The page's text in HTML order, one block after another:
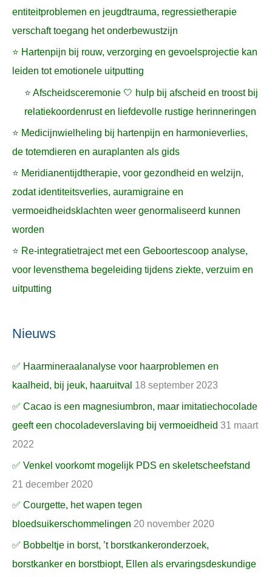
entiteitproblemen en jeugdtrauma, regressietherapie
verschaft toegang het onderbewustzijn
⭐ Hartenpijn bij rouw, verzorging en gevoelsprojectie kan
leiden tot emotionele uitputting
⭐ Afscheidsceremonie 🤍 hulp bij afscheid en troost bij
relatiekoordenrust en liefdevolle rustige herinneringen
⭐ Medicijnwielheling bij hartenpijn en harmonieverlies,
de totemdieren en auraplanten als gids
⭐ Meridianentijdtherapie, voor gezondheid en welzijn,
zodat identiteitsverlies, auramigraine en
vermoeidheidsklachten weer genormaliseerd kunnen
worden
⭐ Re-integratietraject met een Geboortescoop analyse,
voor levensthema begeleiding tijdens ziekte, verzuim en
uitputting
Nieuws
✅ Haarmineraalanalyse voor haarproblemen en
kaalheid, bij jeuk, haaruitval 18 september 2023
✅ Cacao is een magnesiumbron, maar imitatiechocolade
geeft een chocoladeverslaving bij vermoeidheid 31 maart
2022
✅ Venkel voorkomt mogelijk PDS en skeletscheefstand
21 december 2020
✅ Courgette, het wapen tegen
bloedsuikerschommelingen 20 november 2020
✅ Bobbeltje in borst, ’t borstkankeronderzoek,
borstkanker en borstbiopt, Ellen als ervaringsdeskundige